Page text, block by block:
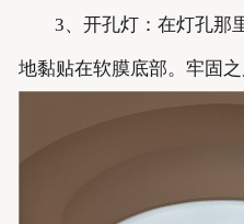
3、开孔灯：在灯孔那
地黏贴在软膜底部。牢固之